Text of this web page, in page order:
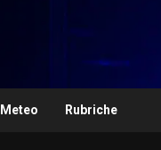
Meteo Rubriche